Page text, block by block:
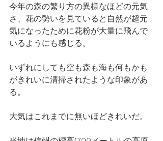
今年の森の繁り方の異様なほどの元気
さ、花の勢いを見ていると自然が超元
気になったために花粉が大量に飛んで
いるようにも感じる。
いずれにしても空も森も海も何もかも
がきれいに清掃されたような印象があ
る。
大気はこれまでに無いほどきれいだ。